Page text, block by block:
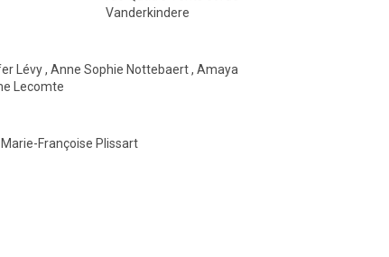
Vanderkindere
Lévy, Anne Sophie Nottebaert, Amaya
Lecomte
Françoise Plissart